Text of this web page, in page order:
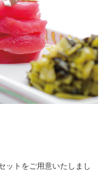
ットをご用意いたしまし